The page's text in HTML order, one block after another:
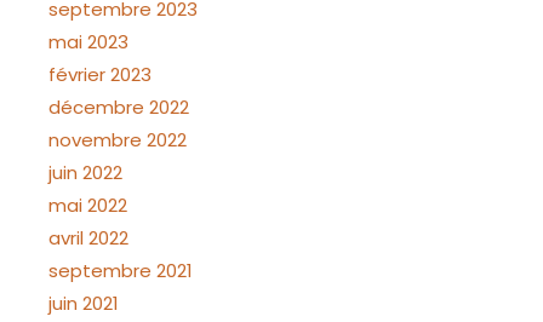
septembre 2023
mai 2023
février 2023
décembre 2022
novembre 2022
juin 2022
mai 2022
avril 2022
septembre 2021
juin 2021